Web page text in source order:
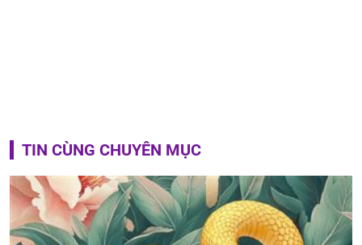
TIN CÙNG CHUYÊN MỤC